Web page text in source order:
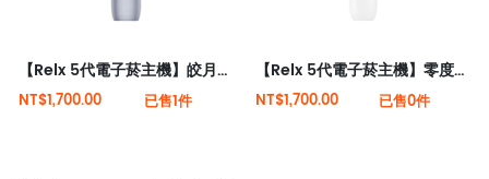
【Relx 5代電子菸主機】皎月銀 大量現貨 悅刻5代幻影霧化器單桿 電量顯示
NT$1,700.00 已售1件
【Relx 5代電子菸主機】零度逐霜 大量現貨 悅刻5代幻影霧化器單桿 電量顯示
NT$1,700.00 已售0件